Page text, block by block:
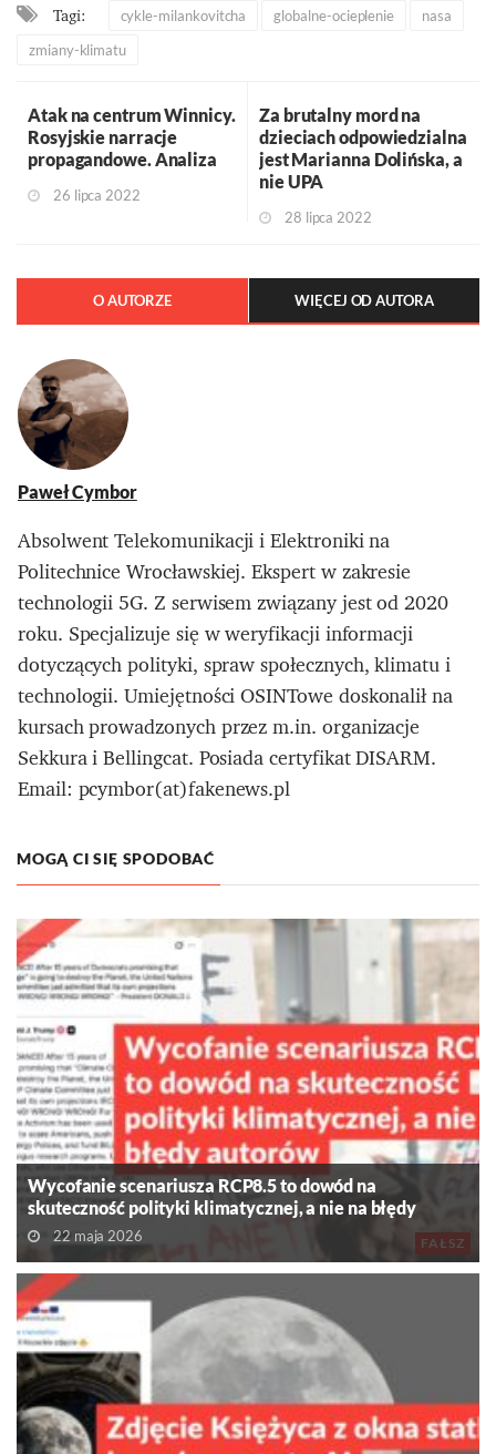
Tagi: cykle-milankovitcha globalne-ocieplenie
nasa
zmiany-klimatu
Atak na centrum Winnicy.
Rosyjskie narracje
propagandowe. Analiza
26 lipca 2022
Za brutalny mord na
dzieciach odpowiedzialna
jest Marianna Dolińska, a
nie UPA
28 lipca 2022
O AUTORZE WIĘCEJ OD AUTORA
Paweł Cymbor
Absolwent Telekomunikacji i Elektroniki na
Politechnice Wrocławskiej. Ekspert w zakresie
technologii 5G. Z serwisem związany jest od 2020
roku. Specjalizuje się w weryfikacji informacji
dotyczących polityki, spraw społecznych, klimatu i
technologii. Umiejętności OSINTowe doskonalił na
kursach prowadzonych przez m.in. organizacje
Sekkura i Bellingcat. Posiada certyfikat DISARM.
Email: pcymbor(at)fakenews.pl
MOGĄ CI SIĘ SPODOBAĆ
FAŁSZ
Wycofanie scenariusza RCP8.5 to dowód na
skuteczność polityki klimatycznej, a nie na błędy
autorów
22 maja 2026